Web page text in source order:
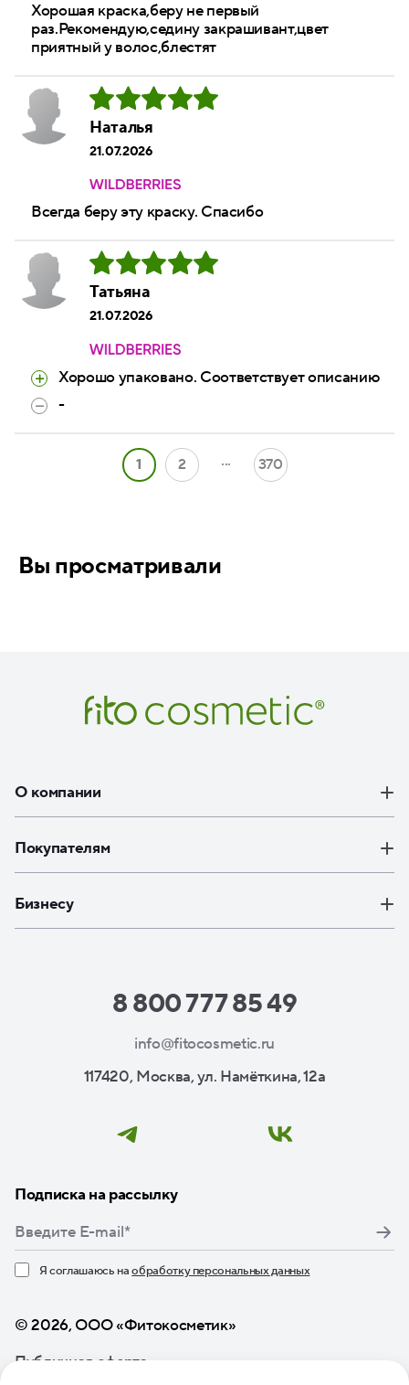
Хорошая краска,беру не первый
раз.Рекомендую,седину закрашивант,цвет
приятный у волос,блестят
Наталья
21.07.2026
Всегда беру эту краску. Спасибо
Татьяна
21.07.2026
Хорошо упаковано. Соответствует описанию
-
1 2 ... 370
Вы просматривали
О компании
Покупателям
Бизнесу
8 800 777 85 49
info@fitocosmetic.ru
117420, Москва, ул. Намёткина, 12а
Подписка на рассылку
Я соглашаюсь наобработку персональных данных
© 2026, ООО «Фитокосметик»
Публичная оферта